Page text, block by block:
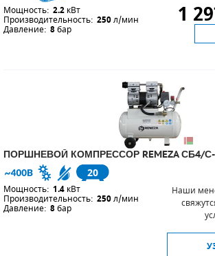
Мощность: 2.2 кВт
Производительность: 250л/мин
Давление: 8бар
1
ПОРШНЕВОЙ КОМПРЕССОР REMEZA СБ4/С-
20
Мощность: 1.4 кВт
Производительность: 250л/мин
Давление: 8бар
Наши